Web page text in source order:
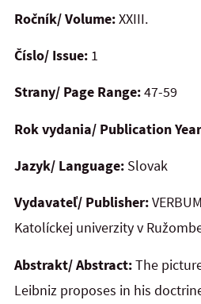
Ročník/ Volume:XXIII.
Číslo/ Issue: 1
Strany/ Page Range:47-59
Rok vydania/ Publication
Jazyk/ Language: Slovak
Vydavateľ/ Publisher:
Katolíckej univerzity v
Abstrakt/ Abstract:The
Leibniz proposes in his